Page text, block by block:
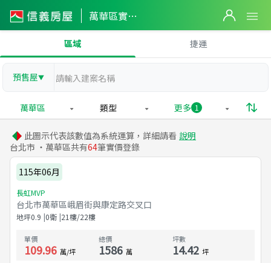
萬華區實價登錄
區域 捷運
預售屋▼
萬華區 類型 更多 1
此圖示代表該數值為系統運算，詳細請看 說明
台北市 ・萬華區共有64筆實價登錄
115年06月
長虹MVP
台北市萬華區峨眉街與康定路交叉口
地坪0.9 0衛 21樓/22樓
單價
109.96 萬/坪
總價
1586 萬
坪數
14.42 坪